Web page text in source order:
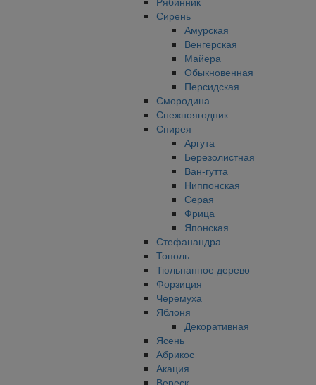
Сирень
Амурская
Венгерская
Майера
Обыкновенная
Персидская
Смородина
Снежноягодник
Спирея
Аргута
Березолистная
Ван-гутта
Ниппонская
Серая
Фрица
Японская
Стефанандра
Тополь
Тюльпанное дерево
Форзиция
Черемуха
Яблоня
Декоративная
Ясень
Абрикос
Акация
Вереск